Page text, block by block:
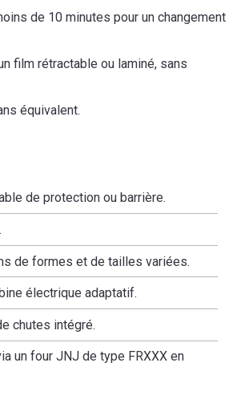
de 10 minutes pour un changement
film rétractable ou laminé, sans
équivalent.
de protection ou barrière.
de formes et de tailles variées.
électrique adaptatif.
chutes intégré.
un four JNJ de type FRXXX en